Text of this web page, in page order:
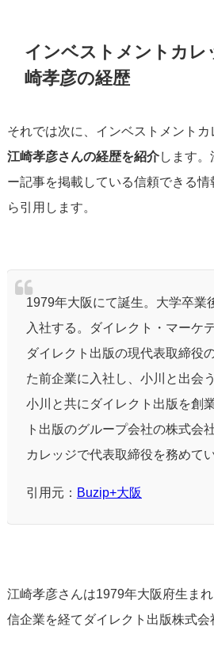
インベストメントカレ
崎孝彦の経歴
それでは次に、インベストメント
江崎孝彦さんの経歴を紹介します。
ー記事を掲載している信頼できる情
ら引用します。
1979年大阪にて誕生。大学卒業
入社する。ダイレクト・マーケ
ダイレクト出版の現代表取締役
た前企業に入社し、小川と出会
小川と共にダイレクト出版を創
ト出版のグループ会社の株式会
カレッジで代表取締役を務めてい
引用元： Buzip+大阪
江崎孝彦さんは1979年大阪府生ま
信企業を経てダイレクト出版株式会